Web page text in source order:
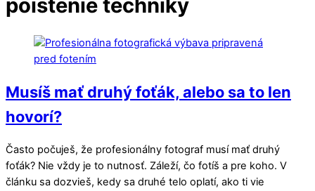
poistenie techniky
Musíš mať druhý foťák, alebo sa to len
hovorí?
Často počuješ, že profesionálny fotograf musí mať druhý
foťák? Nie vždy je to nutnosť. Záleží, čo fotíš a pre koho. V
článku sa dozvieš, kedy sa druhé telo oplatí, ako ti vie